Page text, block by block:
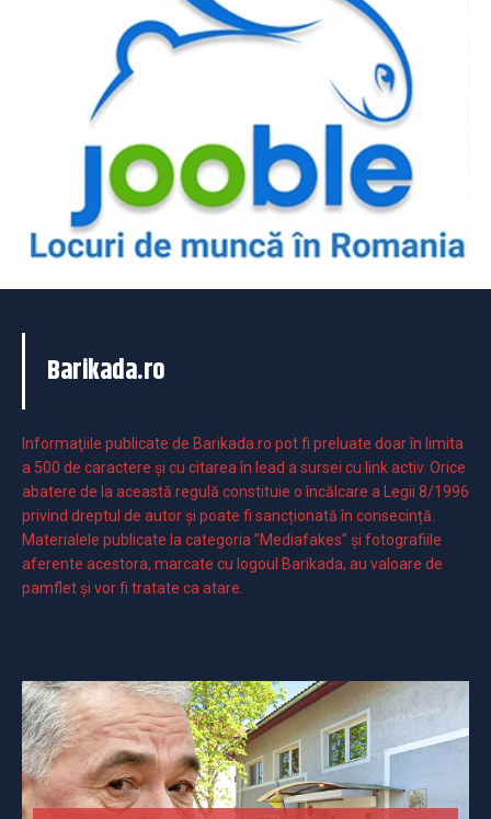
Barikada.ro
Informaţiile publicate de Barikada.ro pot fi preluate doar în limita
a 500 de caractere şi cu citarea în lead a sursei cu link activ. Orice
abatere de la această regulă constituie o încălcare a Legii 8/1996
privind dreptul de autor și poate fi sancționată în consecință.
Materialele publicate la categoria ”Mediafakes” și fotografiile
aferente acestora, marcate cu logoul Barikada, au valoare de
pamflet și vor fi tratate ca atare.